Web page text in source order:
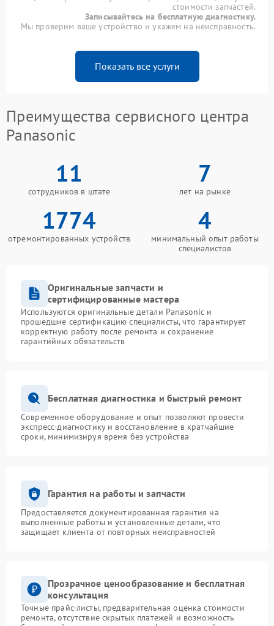
стоимости запчастей.
Записывайтесь на бесплатную диагностику.
Мы проверим ваше устройство и укажем на неисправность.
Показать все услуги
Преимущества сервисного центра
Panasonic
11
сотрудников в штате
7
лет на рынке
1774
отремонтированных устройств
4
минимальный опыт работы
специалистов
Оригинальные запчасти и
сертифицированные мастера
Используются оригинальные детали Panasonic и
прошедшие сертификацию специалисты, что гарантирует
корректную работу после ремонта и сохранение
гарантийных обязательств
Бесплатная диагностика и быстрый ремонт
Современное оборудование и опыт позволяют провести
экспресс-диагностику и восстановление в кратчайшие
сроки, минимизируя время без устройства
Гарантия на работы и запчасти
Предоставляется документированная гарантия на
выполненные работы и установленные детали, что
защищает клиента от повторных неисправностей
Прозрачное ценообразование и бесплатная
консультация
Точные прайс-листы, предварительная оценка стоимости
ремонта, отсутствие скрытых платежей и возможность